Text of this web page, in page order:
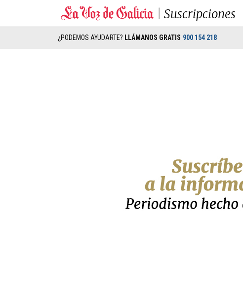
Suscripciones
¿PODEMOS AYUDARTE? LLÁMANOS GRATIS 900 154 218